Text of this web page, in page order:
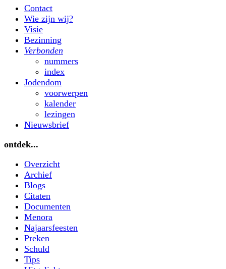
Contact
Wie zijn wij?
Visie
Bezinning
Verbonden
nummers
index
Jodendom
voorwerpen
kalender
lezingen
Nieuwsbrief
ontdek...
Overzicht
Archief
Blogs
Citaten
Documenten
Menora
Najaarsfeesten
Preken
Schuld
Tips